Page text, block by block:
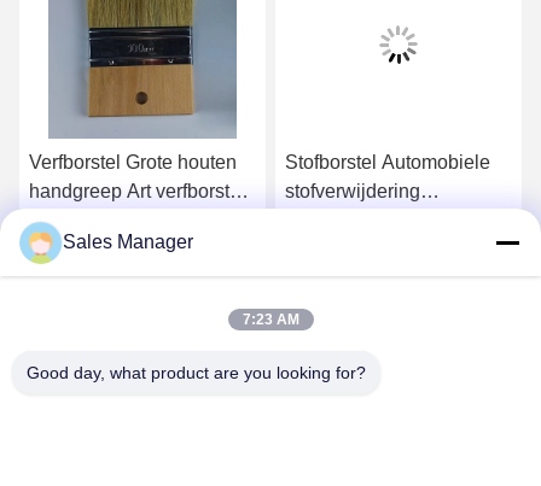
Verfborstel Grote houten
handgreep Art verfborstel
voor hek Hout stof 4 inch
5.1cm borstel
Krijg Beste Prijs
Stofborstel Automobiele
stofverwijdering
Ventilatoren Interieur Fijne
naden
Stofreinigingsborstel
Zachte borstelborstel
Sales Manager
7:23 AM
Good day, what product are you looking for?